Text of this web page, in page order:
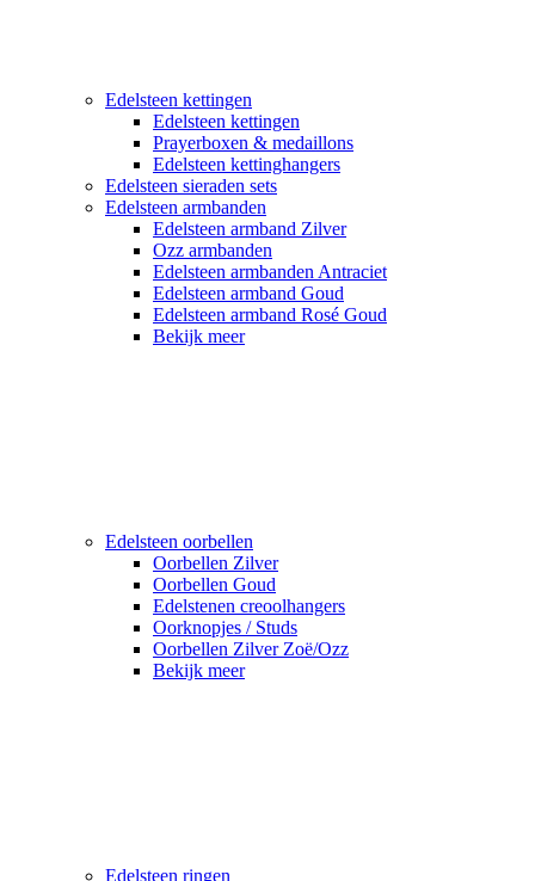
Edelsteen kettingen
Edelsteen kettingen
Prayerboxen & medaillons
Edelsteen kettinghangers
Edelsteen sieraden sets
Edelsteen armbanden
Edelsteen armband Zilver
Ozz armbanden
Edelsteen armbanden Antraciet
Edelsteen armband Goud
Edelsteen armband Rosé Goud
Bekijk meer
Edelsteen oorbellen
Oorbellen Zilver
Oorbellen Goud
Edelstenen creoolhangers
Oorknopjes / Studs
Oorbellen Zilver Zoë/Ozz
Bekijk meer
Edelsteen ringen